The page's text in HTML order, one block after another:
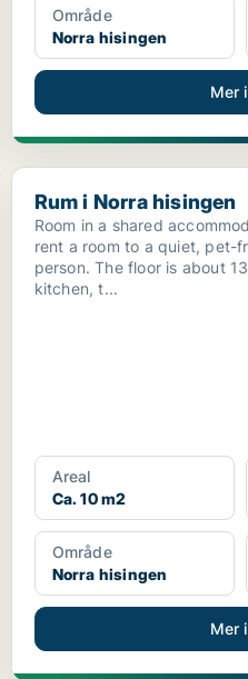
Område
Norra hisingen
Mer
Rum i Norra hisingen
Rum i Norra hisingen
Room in a shared
rent a room to a quiet, pet-
person. The floor is about
kitchen, t...
Areal
Ca. 10 m2
Område
Norra hisingen
Mer